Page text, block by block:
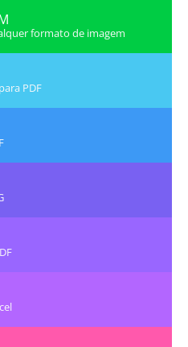
formato de imagem
PDF